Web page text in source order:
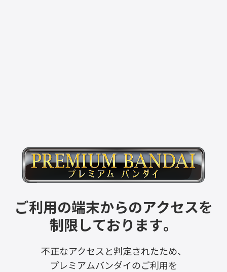
ご利用の端末からのアクセスを
制限しております。
不正なアクセスと判定されたため、
プレミアムバンダイのご利用を